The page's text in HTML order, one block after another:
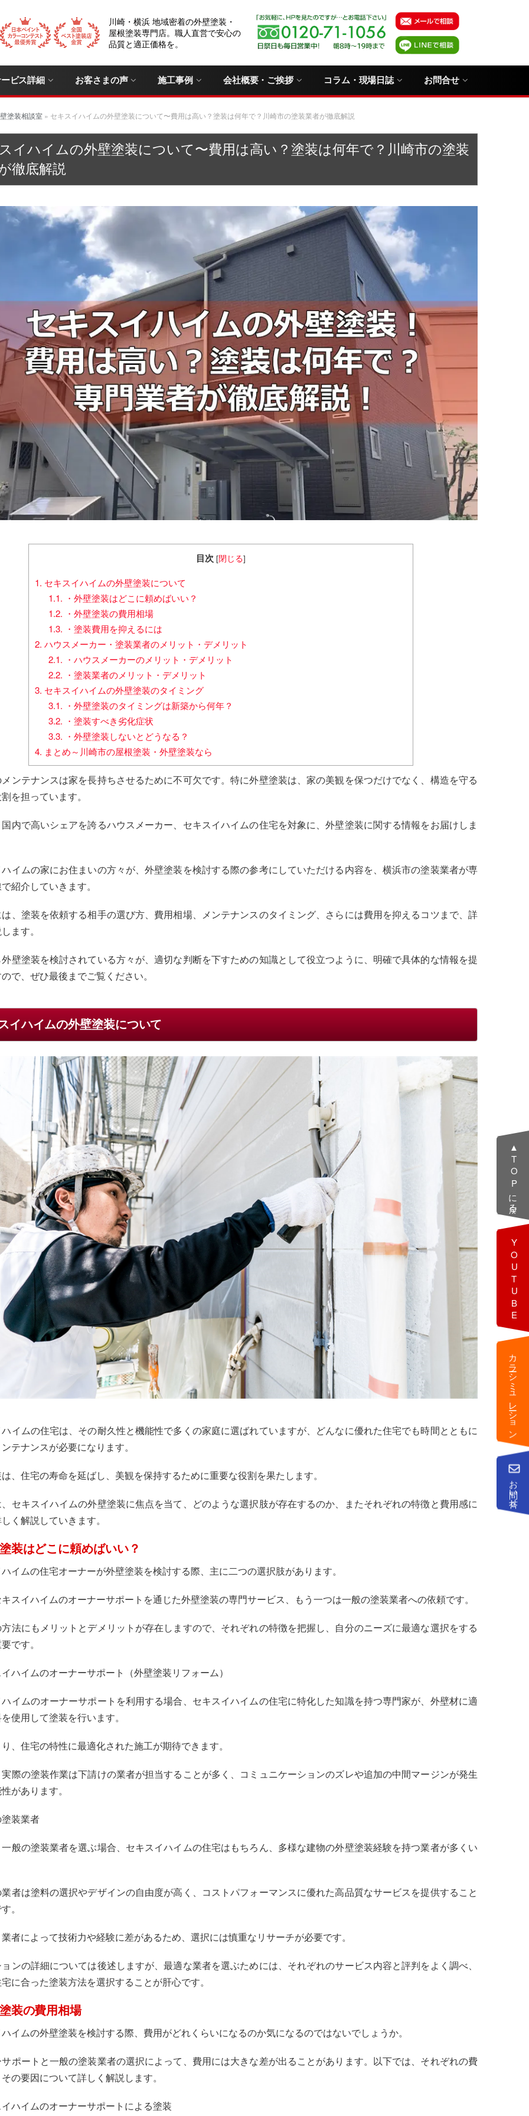
川崎・横浜 地域密着の外壁塗装・
屋根塗装専門店。職人直営で安心の
品質と適正価格を。
ビス詳細 お客さまの声 施工事例 会社概要・ご挨拶 コラム・現場日誌 お問合せ
塗装相談室 » セキスイハイムの外壁塗装について〜費用は高い？塗装は何年で？川崎市の塗装業者が徹底解説
イハイムの外壁塗装について〜費用は高い？塗装は何年で？川崎市の塗装
徹底解説
目次 [閉じる]
1. セキスイハイムの外壁塗装について
1.1. ・外壁塗装はどこに頼めばいい？
1.2. ・外壁塗装の費用相場
1.3. ・塗装費用を抑えるには
2. ハウスメーカー・塗装業者のメリット・デメリット
2.1. ・ハウスメーカーのメリット・デメリット
2.2. ・塗装業者のメリット・デメリット
3. セキスイハイムの外壁塗装のタイミング
3.1. ・外壁塗装のタイミングは新築から何年？
3.2. ・塗装すべき劣化症状
3.3. ・外壁塗装しないとどうなる？
4. まとめ～川崎市の屋根塗装・外壁塗装なら
ンテナンスは家を長持ちさせるために不可欠です。特に外壁塗装は、家の美観を保つだけでなく、構造を守る
を担っています。
内で高いシェアを誇るハウスメーカー、セキスイハイムの住宅を対象に、外壁塗装に関する情報をお届けしま
イムの家にお住まいの方々が、外壁塗装を検討する際の参考にしていただける内容を、横浜市の塗装業者が専
紹介していきます。
、塗装を依頼する相手の選び方、費用相場、メンテナンスのタイミング、さらには費用を抑えるコツまで、詳
ます。
壁塗装を検討されている方々が、適切な判断を下すための知識として役立つように、明確で具体的な情報を提
で、ぜひ最後までご覧ください。
イハイムの外壁塗装について
イムの住宅は、その耐久性と機能性で多くの家庭に選ばれていますが、どんなに優れた住宅でも時間とともに
テナンスが必要になります。
、住宅の寿命を延ばし、美観を保持するために重要な役割を果たします。
セキスイハイムの外壁塗装に焦点を当て、どのような選択肢が存在するのか、またそれぞれの特徴と費用感に
く解説していきます。
装はどこに頼めばいい？
イムの住宅オーナーが外壁塗装を検討する際、主に二つの選択肢があります。
スイハイムのオーナーサポートを通じた外壁塗装の専門サービス、もう一つは一般の塗装業者への依頼です。
法にもメリットとデメリットが存在しますので、それぞれの特徴を把握し、自分のニーズに最適な選択をする
です。
ハイムのオーナーサポート（外壁塗装リフォーム）
イムのオーナーサポートを利用する場合、セキスイハイムの住宅に特化した知識を持つ専門家が、外壁材に適
使用して塗装を行います。
、住宅の特性に最適化された施工が期待できます。
際の塗装作業は下請けの業者が担当することが多く、コミュニケーションのズレや追加の中間マージンが発生
があります。
装業者
般の塗装業者を選ぶ場合、セキスイハイムの住宅はもちろん、多様な建物の外壁塗装経験を持つ業者が多くい
者は塗料の選択やデザインの自由度が高く、コストパフォーマンスに優れた高品質なサービスを提供すること
。
者によって技術力や経験に差があるため、選択には慎重なリサーチが必要です。
ンの詳細については後述しますが、最適な業者を選ぶためには、それぞれのサービス内容と評判をよく調べ、
に合った塗装方法を選択することが肝心です。
装の費用相場
イムの外壁塗装を検討する際、費用がどれくらいになるのか気になるのではないでしょうか。
ポートと一般の塗装業者の選択によって、費用には大きな差が出ることがあります。以下では、それぞれの費
の要因について詳しく解説します。
ハイムのオーナーサポートによる塗装
▲TOPに戻る
YOUTUBE
カラーシミュレーション
お問い合せ